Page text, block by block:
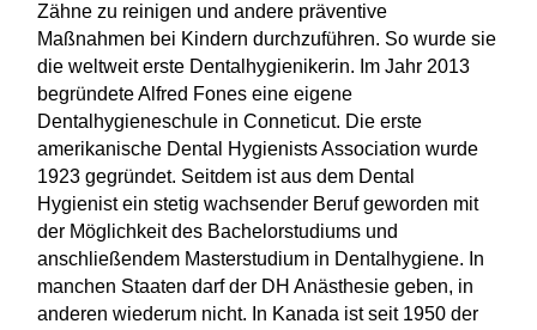
Zähne zu reinigen und andere präventive
Maßnahmen bei Kindern durchzuführen. So wurde sie
die weltweit erste Dentalhygienikerin. Im Jahr 2013
begründete Alfred Fones eine eigene
Dentalhygieneschule in Conneticut. Die erste
amerikanische Dental Hygienists Association wurde
1923 gegründet. Seitdem ist aus dem Dental
Hygienist ein stetig wachsender Beruf geworden mit
der Möglichkeit des Bachelorstudiums und
anschließendem Masterstudium in Dentalhygiene. In
manchen Staaten darf der DH Anästhesie geben, in
anderen wiederum nicht. In Kanada ist seit 1950 der